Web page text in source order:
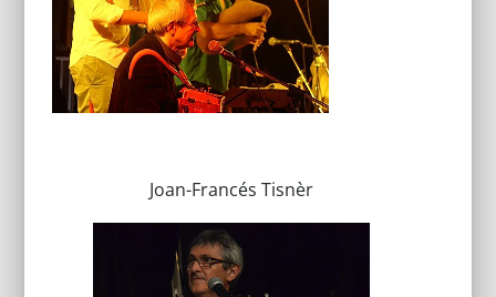
Joan-Francés Tisnèr